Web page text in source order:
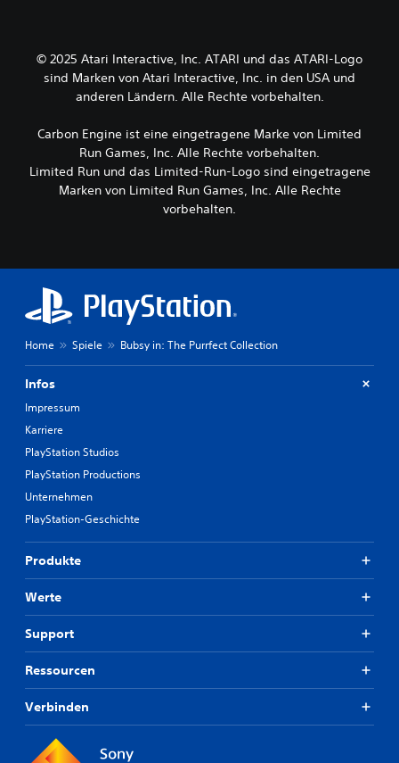
© 2025 Atari Interactive, Inc. ATARI und das ATARI-Logo
sind Marken von Atari Interactive, Inc. in den USA und
anderen Ländern. Alle Rechte vorbehalten.
Carbon Engine ist eine eingetragene Marke von Limited
Run Games, Inc. Alle Rechte vorbehalten.
Limited Run und das Limited-Run-Logo sind eingetragene
Marken von Limited Run Games, Inc. Alle Rechte
vorbehalten.
Home Spiele Bubsy in: The Purrfect Collection
Infos
Impressum
Karriere
PlayStation Studios
PlayStation Productions
Unternehmen
PlayStation-Geschichte
Produkte
Werte
Support
Ressourcen
Verbinden